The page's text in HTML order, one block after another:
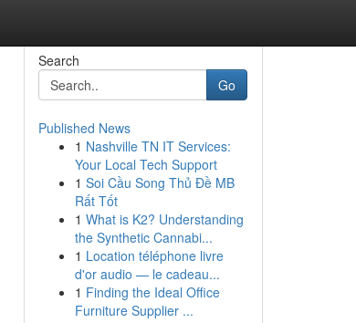
Search
Go
Published News
1 Nashville TN IT Services:
Your Local Tech Support
1 Soi Cầu Song Thủ Đề MB
Rất Tốt
1 What is K2? Understanding
the Synthetic Cannabi...
1 Location téléphone livre
d'or audio — le cadeau...
1 Finding the Ideal Office
Furniture Supplier ...